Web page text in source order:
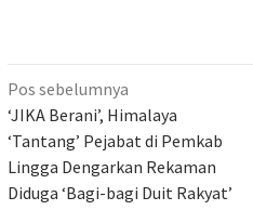
Navigasi
pos
Pos sebelumnya
‘JIKA Berani’, Himalaya
‘Tantang’ Pejabat di Pemkab
Lingga Dengarkan Rekaman
Diduga ‘Bagi-bagi Duit Rakyat’